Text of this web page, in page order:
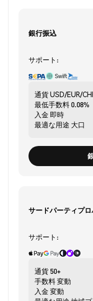
銀行振込
サポート:
通貨USD/EUR/
最低手数料0.08%
入金 即時
最適な用途 大口
サードパーティプ
サポート:
通貨 50+
手数料変動
入金 変動